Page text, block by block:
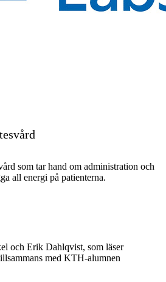
som tar hand om administration och
all energi på patienterna.
och Erik Dahlqvist, som läser
med KTH-alumnen